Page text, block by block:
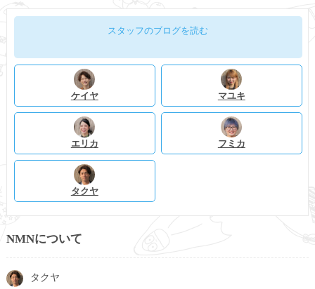
スタッフのブログを読む
ケイヤ マユキ
エリカ フミカ
タクヤ
NMNについて
タクヤ